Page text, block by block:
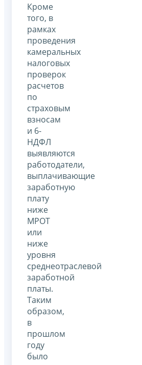
Кроме
того, в
рамках
проведения
камеральных
налоговых
проверок
расчетов
по
страховым
взносам
и 6-
НДФЛ
выявляются
работодатели,
выплачивающие
заработную
плату
ниже
МРОТ
или
ниже
уровня
среднеотраслевой
заработной
платы.
Таким
образом,
в
прошлом
году
было